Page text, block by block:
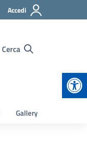
Accedi
Cerca
Gallery